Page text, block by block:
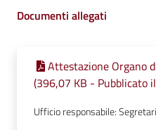
Documenti allegati
Attestazione Organo
(396,07 KB - Pubblicato
Ufficio responsabile: